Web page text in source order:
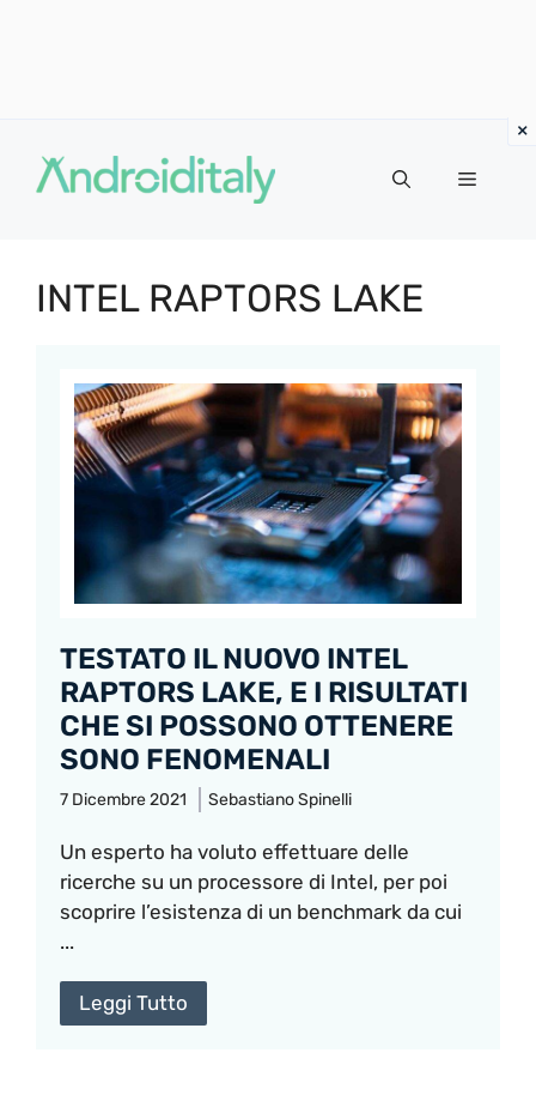
contenuto
MENU
INTEL RAPTORS LAKE
TESTATO IL NUOVO INTEL
RAPTORS LAKE, E I RISULTATI
CHE SI POSSONO OTTENERE
SONO FENOMENALI
7 Dicembre 2021 Sebastiano Spinelli
Un esperto ha voluto effettuare delle
ricerche su un processore di Intel, per poi
scoprire l’esistenza di un benchmark da cui
...
Leggi Tutto